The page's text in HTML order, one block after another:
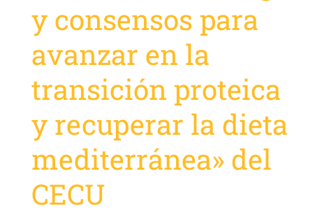
y consensos para
avanzar en la
transición proteica
y recuperar la dieta
mediterránea» del
CECU